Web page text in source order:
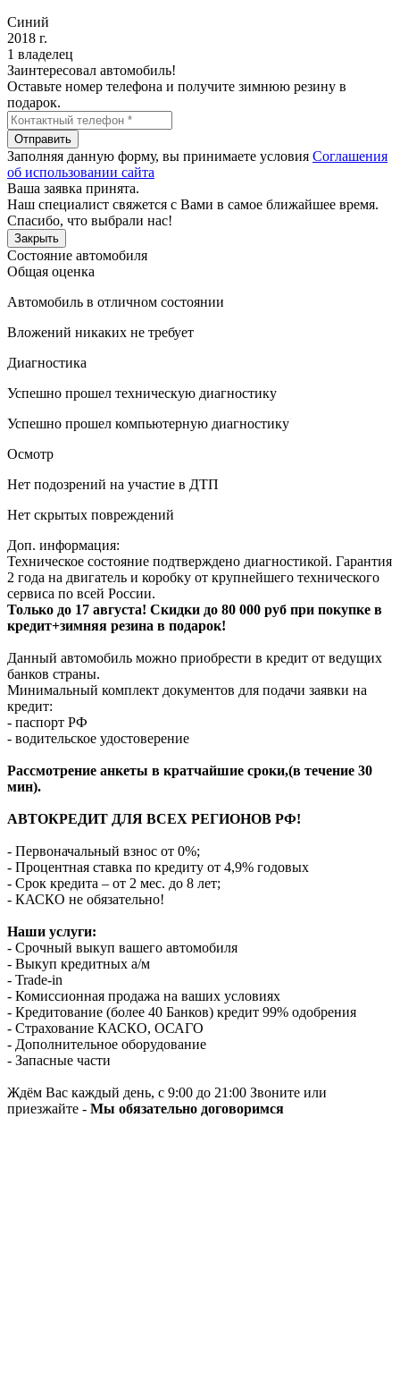
Синий
2018 г.
1 владелец
Заинтересовал автомобиль!
Оставьте номер телефона и получите зимнюю резину в
подарок.
Отправить
Заполняя данную форму, вы принимаете условия Соглашения
об использовании сайта
Ваша заявка принята.
Наш специалист свяжется с Вами в самое ближайшее время.
Спасибо, что выбрали нас!
Закрыть
Состояние автомобиля
Общая оценка
Автомобиль в отличном состоянии
Вложений никаких не требует
Диагностика
Успешно прошел техническую диагностику
Успешно прошел компьютерную диагностику
Осмотр
Нет подозрений на участие в ДТП
Нет скрытых повреждений
Доп. информация:
Техническое состояние подтверждено диагностикой. Гарантия
2 года на двигатель и коробку от крупнейшего технического
сервиса по всей России.
Только до 17 августа! Скидки до 80 000 руб при покупке в
кредит+зимняя резина в подарок!
Данный автомобиль можно приобрести в кредит от ведущих
банков страны.
Минимальный комплект документов для подачи заявки на
кредит:
- паспорт РФ
- водительское удостоверение
Рассмотрение анкеты в кратчайшие сроки,(в течение 30
мин).
АВТОКРЕДИТ ДЛЯ ВСЕХ РЕГИОНОВ РФ!
- Первоначальный взнос от 0%;
- Процентная ставка по кредиту от 4,9% годовых
- Срок кредита – от 2 мес. до 8 лет;
- КАСКО не обязательно!
Наши услуги:
- Срочный выкуп вашего автомобиля
- Выкуп кредитных а/м
- Trade-in
- Комиссионная продажа на ваших условиях
- Кредитование (более 40 Банков) кредит 99% одобрения
- Страхование КАСКО, ОСАГО
- Дополнительное оборудование
- Запасные части
Ждём Вас каждый день, с 9:00 до 21:00 Звоните или
приезжайте - Мы обязательно договоримся